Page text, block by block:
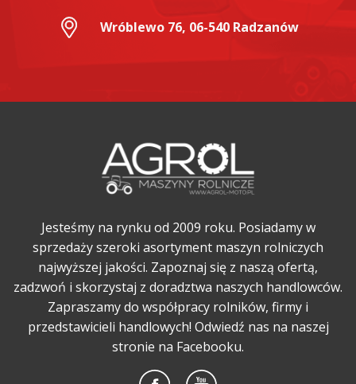
Wróblewo 76, 06-540 Radzanów
Jesteśmy na rynku od 2009 roku. Posiadamy w
sprzedaży szeroki asortyment maszyn rolniczych
najwyższej jakości. Zapoznaj się z naszą ofertą,
zadzwoń i skorzystaj z doradztwa naszych handlowców.
Zapraszamy do współpracy rolników, firmy i
przedstawicieli handlowych! Odwiedź nas na naszej
stronie na Facebooku.